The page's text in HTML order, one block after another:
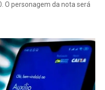
O personagem da nota será